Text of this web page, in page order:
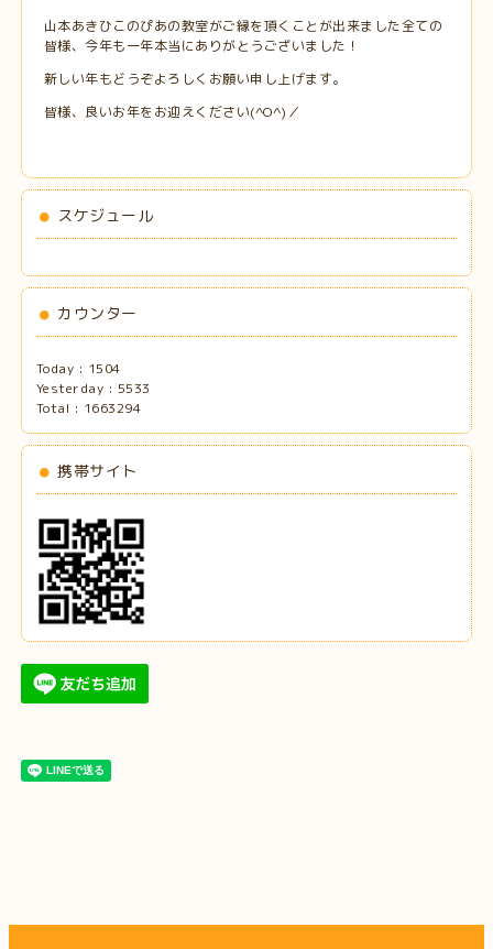
山本あきひこのぴあの教室がご縁を頂くことが出来ました全ての
皆様、今年も一年本当にありがとうございました！
新しい年もどうぞよろしくお願い申し上げます。
皆様、良いお年をお迎えください(^O^)／
スケジュール
カウンター
Today : 1504
Yesterday : 5533
Total : 1663294
携帯サイト